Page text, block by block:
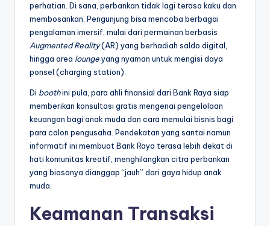
perhatian. Di sana, perbankan tidak lagi terasa kaku dan
membosankan. Pengunjung bisa mencoba berbagai
pengalaman imersif, mulai dari permainan berbasis
Augmented Reality(AR) yang berhadiah saldo digital,
hingga area loungeyang nyaman untuk mengisi daya
ponsel (charging station).
Di boothini pula, para ahli finansial dari Bank Raya siap
memberikan konsultasi gratis mengenai pengelolaan
keuangan bagi anak muda dan cara memulai bisnis bagi
para calon pengusaha. Pendekatan yang santai namun
informatif ini membuat Bank Raya terasa lebih dekat di
hati komunitas kreatif, menghilangkan citra perbankan
yang biasanya dianggap “jauh” dari gaya hidup anak
muda.
Keamanan Transaksi